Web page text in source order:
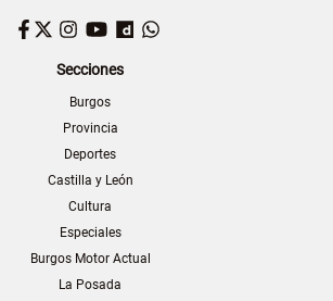
Facebook
TwitterInstagram
YouTubeDailymotion
Secciones
Burgos
Provincia
Deportes
Castilla y León
Cultura
Especiales
Burgos Motor Actual
La Posada